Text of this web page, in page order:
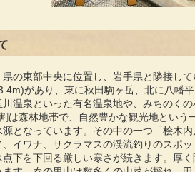
の東部中央に位置し、岩手県と隣接し
があり、東に秋田駒ヶ岳、北に八幡
温泉といった有名温泉地や、みちのく
は森林地帯で、自然豊かな観光地という
となっています。その中の一つ「桧木
イワナ、サクラマスの渓流釣りのスポ
下を下回る厳しい寒さが続きます。厚